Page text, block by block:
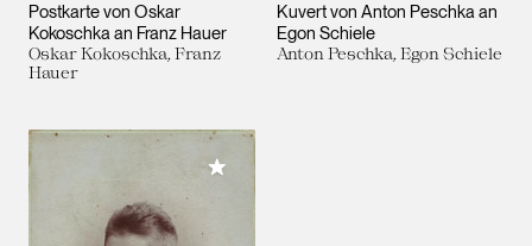
Postkarte von Oskar
Kokoschka an Franz Hauer
Oskar Kokoschka, Franz
Hauer
Kuvert von Anton Peschka an
Egon Schiele
Anton Peschka, Egon Schiele
Meiner Sammlung hinzufügen